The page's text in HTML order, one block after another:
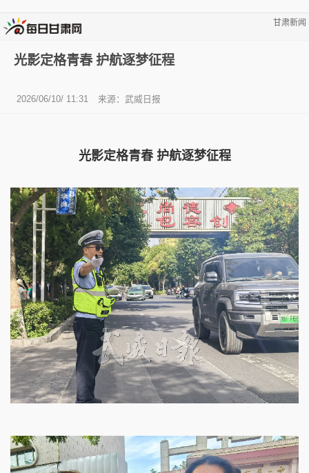
甘肃新闻
光影定格青春 护航逐梦征程
2026/06/10/ 11:31 来源：武威日报
光影定格青春 护航逐梦征程